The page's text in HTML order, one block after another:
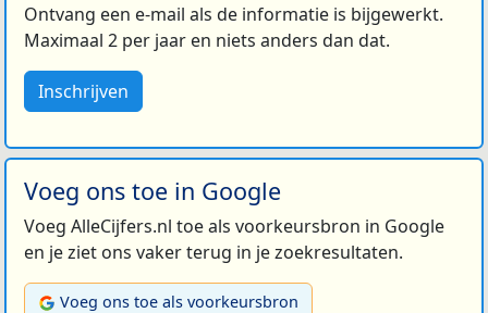
Ontvang een e-mail als de informatie is bijgewerkt.
Maximaal 2 per jaar en niets anders dan dat.
Inschrijven
Voeg ons toe in Google
Voeg AlleCijfers.nl toe als voorkeursbron in Google
en je ziet ons vaker terug in je zoekresultaten.
Voeg ons toe als voorkeursbron